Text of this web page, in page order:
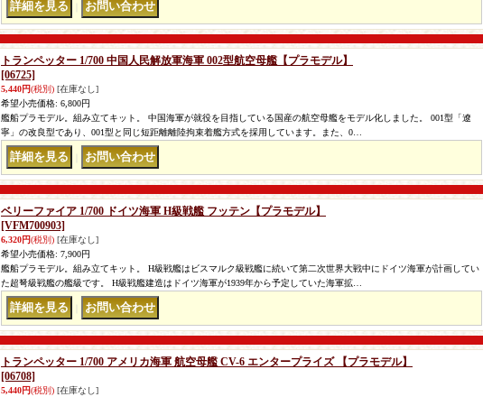
トランペッター 1/700 中国人民解放軍海軍 002型航空母艦【プラモデル】
[06725]
5,440円(税別) [在庫なし]
希望小売価格: 6,800円
艦船プラモデル。組み立てキット。 中国海軍が就役を目指している国産の航空母艦をモデル化しました。 001型「遼
寧」の改良型であり、001型と同じ短距離離陸拘束着艦方式を採用しています。また、0…
ベリーファイア 1/700 ドイツ海軍 H級戦艦 フッテン【プラモデル】
[VFM700903]
6,320円(税別) [在庫なし]
希望小売価格: 7,900円
艦船プラモデル。組み立てキット。 H級戦艦はビスマルク級戦艦に続いて第二次世界大戦中にドイツ海軍が計画してい
た超弩級戦艦の艦級です。 H級戦艦建造はドイツ海軍が1939年から予定していた海軍拡…
トランペッター 1/700 アメリカ海軍 航空母艦 CV-6 エンタープライズ 【プラモデル】
[06708]
5,440円(税別) [在庫なし]